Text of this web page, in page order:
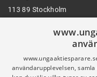
113 89 Stockholm
användarupplevelsen,